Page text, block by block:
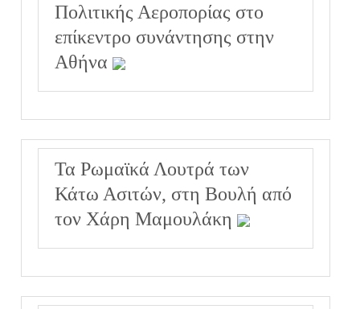
Πολιτικής Αεροπορίας στο
επίκεντρο συνάντησης στην
Αθήνα
Τα Ρωμαϊκά Λουτρά των
Κάτω Ασιτών, στη Βουλή από
τον Χάρη Μαμουλάκη